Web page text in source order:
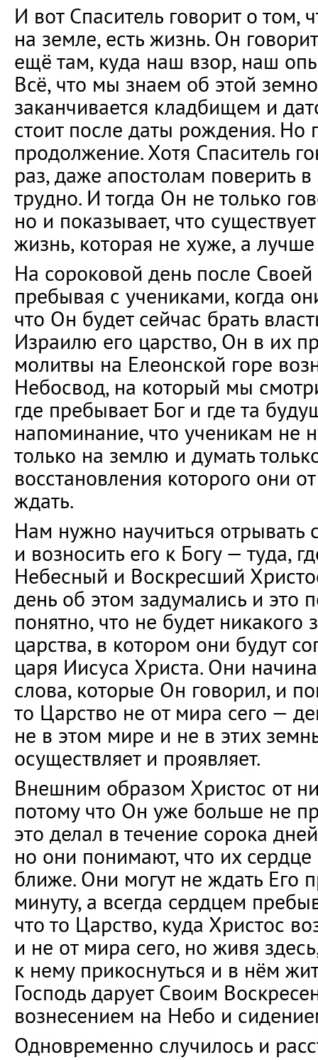
И вот Спаситель говорит о том,
на земле, есть жизнь. Он
ещё там, куда наш взор, наш
Всё, что мы знаем об этой
заканчивается кладбищем и
стоит после даты рождения. Но
продолжение. Хотя Спаситель
раз, даже апостолам поверить
трудно. И тогда Он не только
но и показывает, что
жизнь, которая не хуже, а
На сороковой день после Своей
пребывая с учениками, когда
что Он будет сейчас брать
Израилю его царство, Он в их
молитвы на Елеонской горе
Небосвод, на который мы
где пребывает Бог и где та
напоминание, что ученикам не
только на землю и думать
восстановления которого они
ждать.
Нам нужно научиться отрывать
и возносить его к Богу — туда,
Небесный и Воскресший
день об этом задумались и это
понятно, что не будет никакого
царства, в котором они будут
царя Иисуса Христа. Они
слова, которые Он говорил, и
то Царство не от мира сего —
не в этом мире и не в этих
осуществляет и проявляет.
Внешним образом Христос от
потому что Он уже больше не
это делал в течение сорока
но они понимают, что их
ближе. Они могут не ждать Его
минуту, а всегда сердцем
что то Царство, куда Христос
и не от мира сего, но живя
к нему прикоснуться и в нём
Господь дарует Своим
вознесением на Небо и
Одновременно случилось и